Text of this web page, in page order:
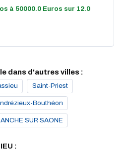
à 50000.0 Euros sur 12.0
dans d'autres villes :
Saint-Priest
Bouthéon
SUR SAONE
: